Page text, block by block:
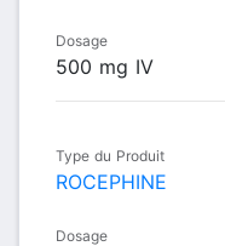
Dosage
500 mg IV
Type du Produit
ROCEPHINE
Dosage